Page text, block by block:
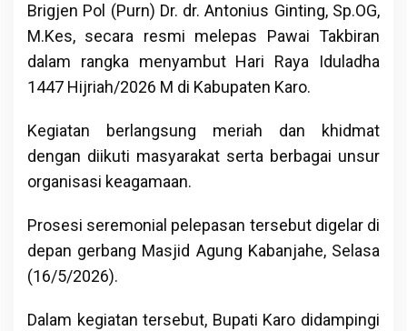
Brigjen Pol (Purn) Dr. dr. Antonius Ginting, Sp.OG,
M.Kes, secara resmi melepas Pawai Takbiran
dalam rangka menyambut Hari Raya Iduladha
1447 Hijriah/2026 M di Kabupaten Karo.
Kegiatan berlangsung meriah dan khidmat
dengan diikuti masyarakat serta berbagai unsur
organisasi keagamaan.
Prosesi seremonial pelepasan tersebut digelar di
depan gerbang Masjid Agung Kabanjahe, Selasa
(16/5/2026).
Dalam kegiatan tersebut, Bupati Karo didampingi